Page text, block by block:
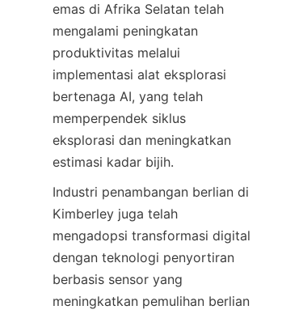
emas di Afrika Selatan telah
mengalami peningkatan
produktivitas melalui
implementasi alat eksplorasi
bertenaga AI, yang telah
memperpendek siklus
eksplorasi dan meningkatkan
Industri penambangan berlian di
Kimberley juga telah
mengadopsi transformasi digital
dengan teknologi penyortiran
berbasis sensor yang
meningkatkan pemulihan berlian